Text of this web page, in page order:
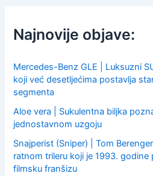
f
o
:
Najnovije objave:
Mercedes-Benz GLE | Luksuzni
koji već desetljećima postavlja
segmenta
Aloe vera | Sukulentna biljka
jednostavnom uzgoju
Snajperist (Sniper) | Tom
ratnom trileru koji je 1993.
filmsku franšizu